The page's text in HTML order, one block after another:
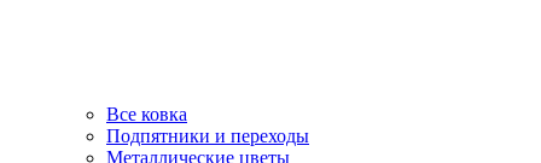
Все ковка
Подпятники и переходы
Металлические цветы